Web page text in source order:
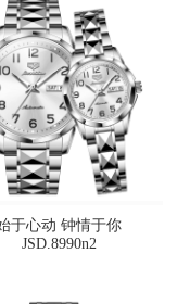
于心动 钟情于你
JSD.8990n2